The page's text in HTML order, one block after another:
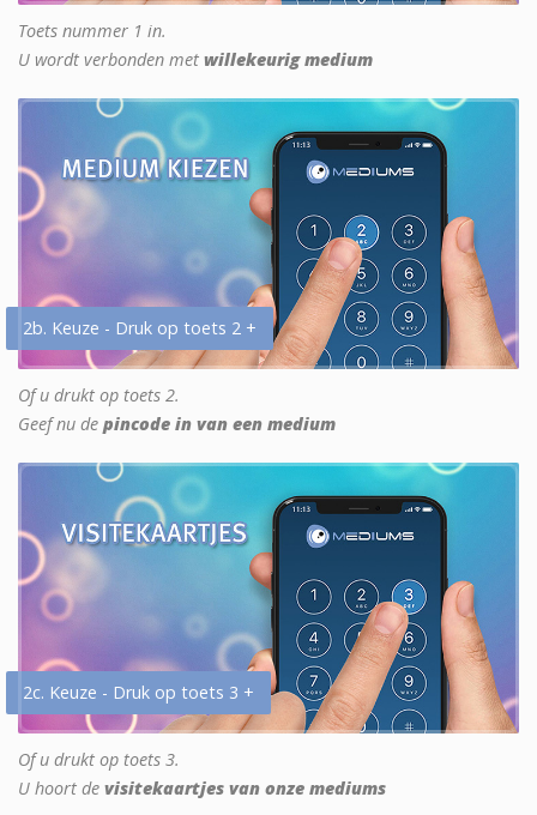
Toets nummer 1 in.
U wordt verbonden met willekeurig medium
2b. Keuze - Druk op toets 2 +
Of u drukt op toets 2.
Geef nu de pincode in van een medium
2c. Keuze - Druk op toets 3 +
Of u drukt op toets 3.
U hoort de visitekaartjes van onze mediums